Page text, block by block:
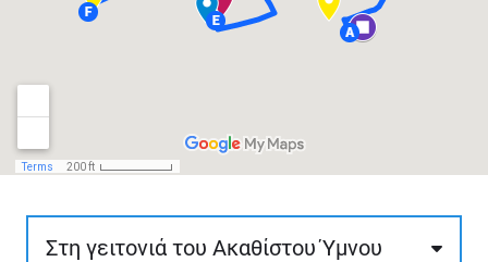
Στη γειτονιά του Ακαθίστου Ύμνου